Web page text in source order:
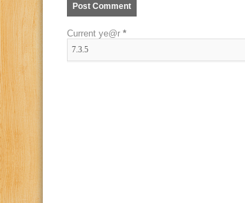
Current ye@r *